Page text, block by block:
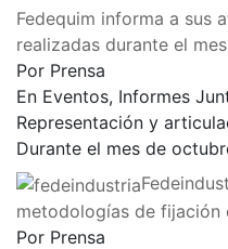
Fedequim informa a sus
realizadas durante el
Por Prensa
En Eventos, Informes
Representación y
Durante el mes de
metodologías de fijación
Por Prensa